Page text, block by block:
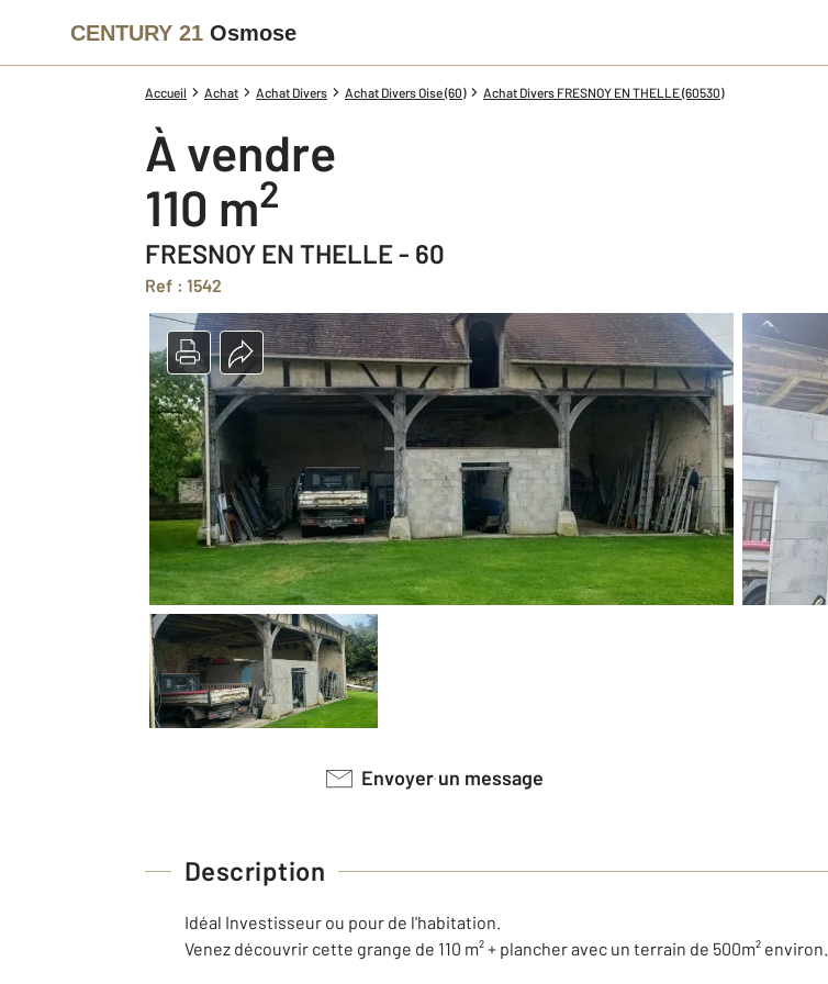
CENTURY 21 Osmose
Accueil Achat Achat Divers Achat Divers Oise (60) Achat Divers FRESNOY EN THELLE (60530)
à vendre
110 m2
FRESNOY EN THELLE - 60
Ref : 1542
Envoyer un message
Description
Idéal Investisseur ou pour de l'habitation.
Venez découvrir cette grange de 110 m² + plancher avec un terrain de 500m² environ.